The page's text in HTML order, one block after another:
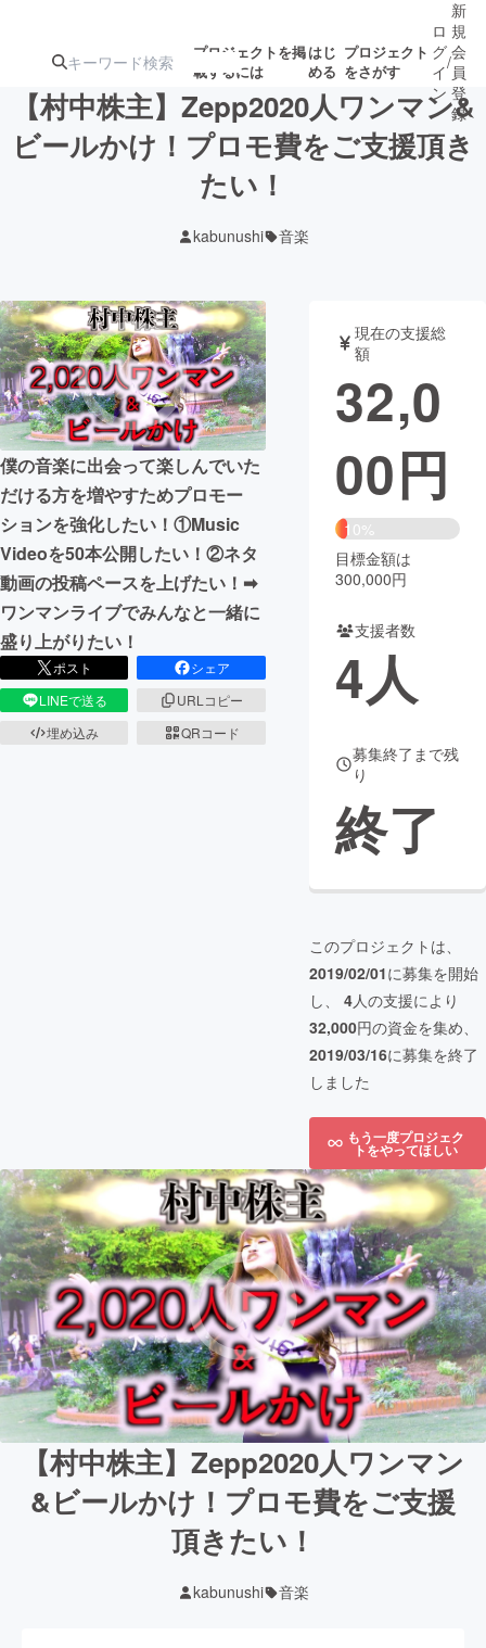
プロジェクトを掲
載するには
はじ
める
プロジェクト
をさがす
注目の新着プロ 募集終了が近いプ
テクノロジー・ガジェット
映像・映画 書籍・雑誌
ビジネス・起業 チャレンジ
まちづくり・地域活性化
CAMPFIRE for Social Good
CAMPFIRE Creation
CAMPFIREふるさと納税machi-ya コミュニティ
ロ
グ
イ
ン
/
新
規
会
員
登
録
【村中株主】Zepp2020人ワンマン&
ビールかけ！プロモ費をご支援頂き
たい！
kabunushi 音楽
僕の音楽に出会って楽しんでいた
だける方を増やすためプロモー
ションを強化したい！①Music
Videoを50本公開したい！②ネタ
動画の投稿ペースを上げたい！➡︎
ワンマンライブでみんなと一緒に
盛り上がりたい！
ポスト
シェア
LINEで送る
URLコピー
埋め込み
QRコード
現在の支援総
額
32,0
00円
10%
目標金額は
300,000円
支援者数
4人
募集終了まで残
り
終了
このプロジェクトは、
2019/02/01に募集を開始
し、 4人の支援により
32,000円の資金を集め、
2019/03/16に募集を終了
しました
もう一度プロジェク
トをやってほしい
【村中株主】Zepp2020人ワンマン
&ビールかけ！プロモ費をご支援
頂きたい！
kabunushi 音楽